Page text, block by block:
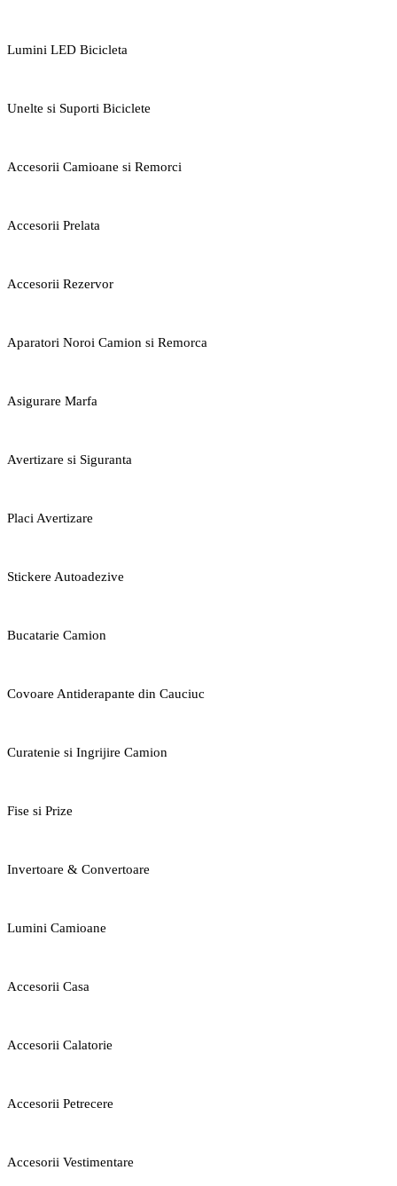
Lumini LED Bicicleta
Unelte si Suporti Biciclete
Accesorii Camioane si Remorci
Accesorii Prelata
Accesorii Rezervor
Aparatori Noroi Camion si Remorca
Asigurare Marfa
Avertizare si Siguranta
Placi Avertizare
Stickere Autoadezive
Bucatarie Camion
Covoare Antiderapante din Cauciuc
Curatenie si Ingrijire Camion
Fise si Prize
Invertoare & Convertoare
Lumini Camioane
Accesorii Casa
Accesorii Calatorie
Accesorii Petrecere
Accesorii Vestimentare